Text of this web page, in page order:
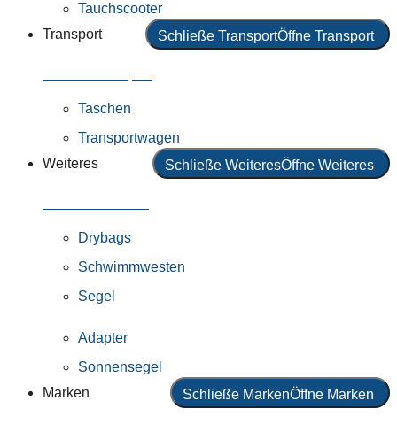
Tauchscooter
Transport
Schließe TransportÖffne Transport
Taschen
Transportwagen
Weiteres
Schließe WeiteresÖffne Weiteres
Drybags
Schwimmwesten
Segel
Adapter
Sonnensegel
Marken
Schließe MarkenÖffne Marken